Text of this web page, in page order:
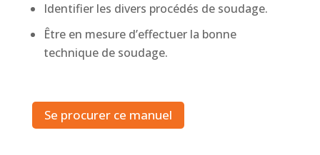
Identifier les divers procédés de soudage.
Être en mesure d’effectuer la bonne
technique de soudage.
Se procurer ce manuel